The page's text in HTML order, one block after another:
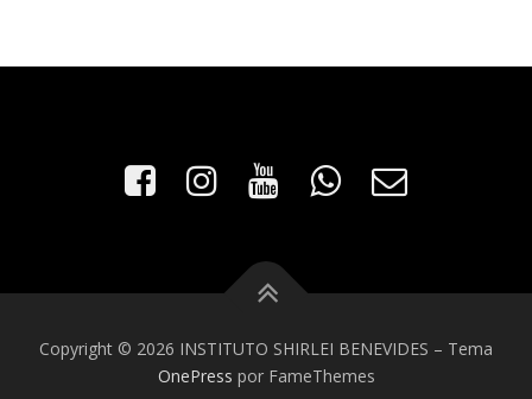
Copyright © 2026 INSTITUTO SHIRLEI BENEVIDES – Tema
OnePress por FameThemes